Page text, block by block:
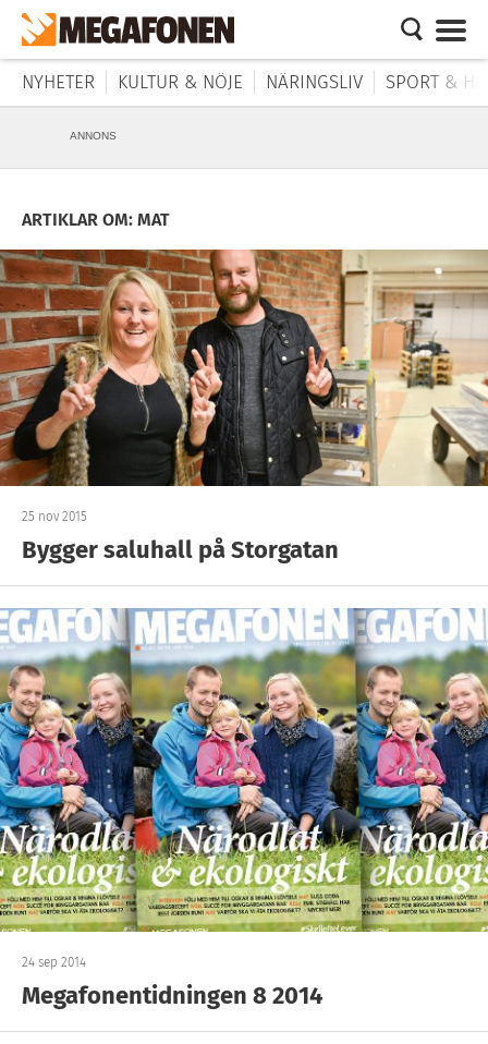
NYHETER KULTUR & NÖJE NÄRINGSLIV SPORT &
ANNONS
ARTIKLAR OM: MAT
25 nov 2015
Bygger saluhall på Storgatan
24 sep 2014
Megafonentidningen 8 2014